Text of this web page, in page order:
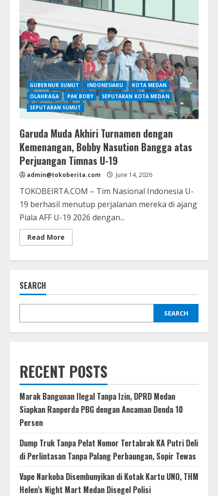
GUBERNUR SUMUT INDONESIAKU
KOTA MEDAN
OLAHRAGA
PAK BOBY
SEPUTARAN KOTA MEDAN
SEPUTARAN SUMUT
Garuda Muda Akhiri Turnamen dengan
Kemenangan, Bobby Nasution Bangga atas
Perjuangan Timnas U-19
admin@tokoberita.com June 14, 2026
TOKOBEIRTA.COM – Tim Nasional Indonesia U-
19 berhasil menutup perjalanan mereka di ajang
Piala AFF U-19 2026 dengan...
Read More
more
Bobby
Nasution
Perjuangan
Timnas
SEARCH
SEARCH
RECENT POSTS
Marak Bangunan Ilegal Tanpa Izin, DPRD Medan
Siapkan Ranperda PBG dengan Ancaman Denda 10
Persen
Dump Truk Tanpa Pelat Nomor Tertabrak KA Putri Deli
di Perlintasan Tanpa Palang Perbaungan, Sopir Tewas
Vape Narkoba Disembunyikan di Kotak Kartu UNO, THM
Helen’s Night Mart Medan Disegel Polisi